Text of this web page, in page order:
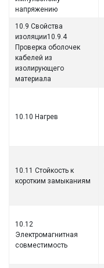
напряжению
10.9 Свойства
изоляции10.9.4
Проверка оболочек
кабелей из
изолирующего
материала
10.10 Нагрев
10.11 Стойкость к
коротким замыканиям
10.12
Электромагнитная
совместимость